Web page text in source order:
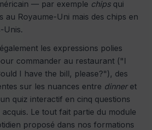
— par exemple chipsqui
au Royaume-Uni mais des chips en
Unis.
les expressions polies
commander au restaurant ("I
I have the bill, please?"), des
sur les nuances entre dinneret
quiz interactif en cinq questions
Le tout fait partie du module
proposé dans nos formations